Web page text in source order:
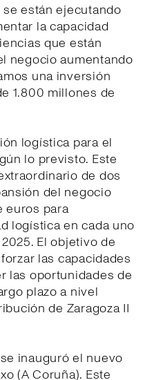
están ejecutando
la capacidad
que están
negocio aumentando
una inversión
1.800 millones de
logística para el
lo previsto. Este
de dos
del negocio
euros para
logística en cada uno
El objetivo de
las capacidades
las oportunidades de
plazo a nivel
de Zaragoza II
inauguró el nuevo
(A Coruña). Este